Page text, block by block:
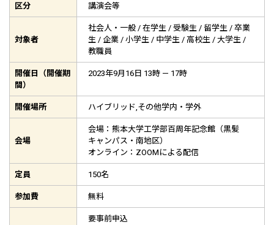
区分 講演会等
対象者
社会人・一般 / 在学生 / 受験生 / 留学生 / 卒業
生 / 企業 / 小学生 / 中学生 / 高校生 / 大学生 /
教職員
開催日（開催期
間）
2023年9月16日 13時 — 17時
開催場所 ハイブリッド,その他学内・学外
会場
会場：熊本大学工学部百周年記念館（黒髪
キャンパス・南地区）
オンライン：ZOOMによる配信
定員 150名
参加費 無料
要事前申込